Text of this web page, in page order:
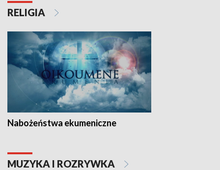
RELIGIA
Nabożeństwa ekumeniczne
MUZYKA I ROZRYWKA